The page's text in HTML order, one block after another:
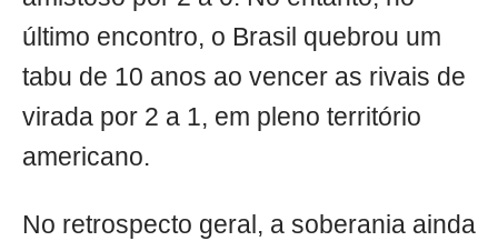
último encontro, o Brasil quebrou um
tabu de 10 anos ao vencer as rivais de
virada por 2 a 1, em pleno território
americano.
No retrospecto geral, a soberania ainda